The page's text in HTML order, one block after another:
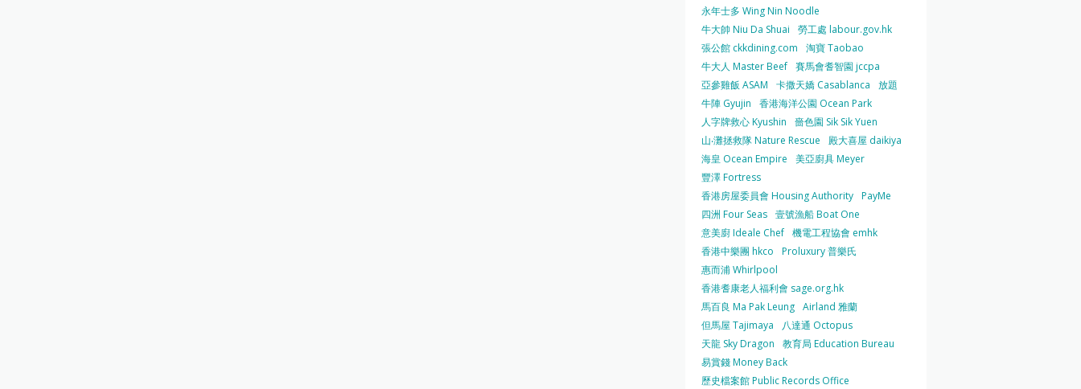
永年士多 Wing Nin Noodle
牛大帥 Niu Da Shuai
勞工處 labour.gov.hk
張公館 ckkdining.com
淘寶 Taobao
牛大人 Master Beef 賽馬會耆智園 jccpa
亞參雞飯 ASAM
卡撒天嬌 Casablanca
放題
牛陣 Gyujin
香港海洋公園 Ocean Park
人字牌救心 Kyushin
嗇色園 Sik Sik Yuen
山‧灘拯救隊 Nature Rescue
殿大喜屋 daikiya
海皇 Ocean Empire
美亞廚具 Meyer
豐澤 Fortress
香港房屋委員會 Housing Authority PayMe
四洲 Four Seas 壹號漁船 Boat One
意美廚 Ideale Chef 機電工程協會 emhk
香港中樂團 hkco
Proluxury 普樂氏
惠而浦 Whirlpool
香港耆康老人福利會 sage.org.hk
馬百良 Ma Pak Leung Airland 雅蘭
但馬屋 Tajimaya
八達通 Octopus
天龍 Sky Dragon
教育局 Education Bureau
易賞錢 Money Back
歷史檔案館 Public Records Office